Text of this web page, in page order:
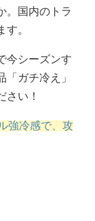
。国内のトラ
。
今シーズンす
「ガチ冷え」
さい！
強冷感で、攻